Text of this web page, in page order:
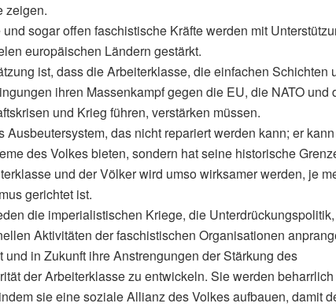
zeigen.
sogar offen faschistische Kräfte werden mit
europäischen Ländern gestärkt.
ist, dass die Arbeiterklasse, die einfachen Schichten
ihren Massenkampf gegen die EU, die NATO und
und Krieg führen, verstärken müssen.
Ausbeutersystem, das nicht repariert werden kann; er kann
des Volkes bieten, sondern hat seine historische
und der Völker wird umso wirksamer werden, je
gerichtet ist.
die imperialistischen Kriege, die Unterdrückungspolitik,
Aktivitäten der faschistischen Organisationen
in Zukunft ihre Anstrengungen der Stärkung des
der Arbeiterklasse zu entwickeln. Sie werden
sie eine soziale Allianz des Volkes aufbauen, damit